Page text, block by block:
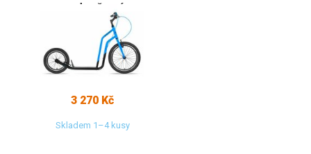
modro-černá
3 270 Kč
Skladem 1–4 kusy